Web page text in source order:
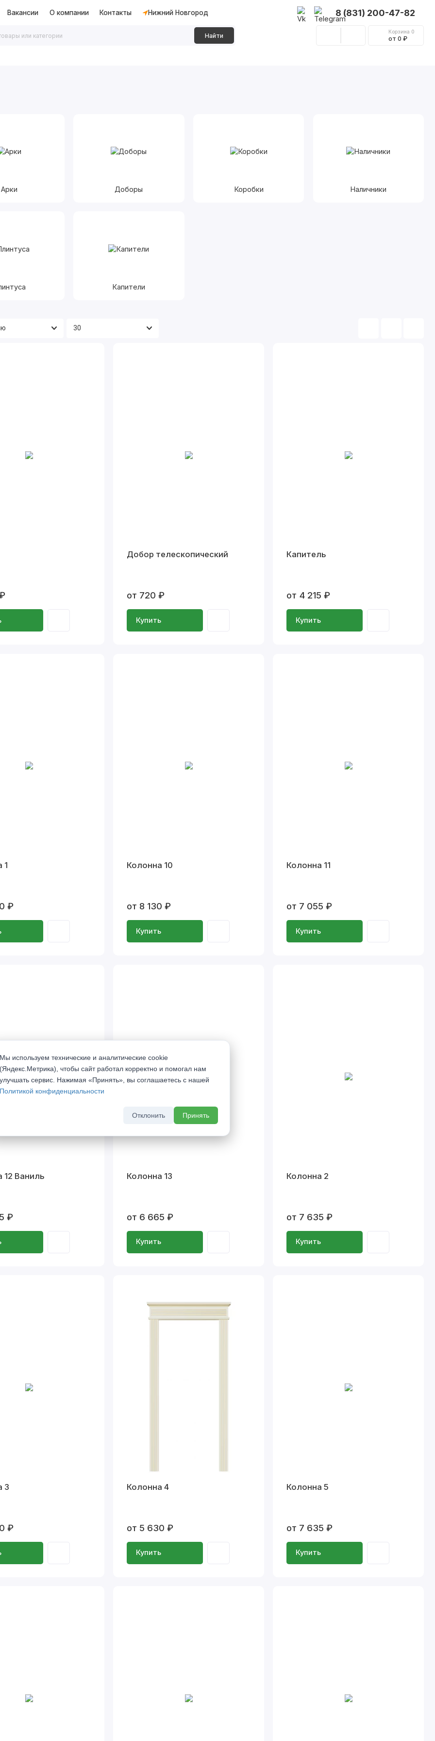
Вакансии О компании Контакты Нижний Новгород 8 (831) 200-47-82
Найти
Корзина 0
от 0 ₽
Арки Доборы Коробки Наличники
Капители
Добор телескопический
от 720 ₽
Купить
Капитель
от 4 215 ₽
Купить
1
₽
Колонна 10
от 8 130 ₽
Купить
Колонна 11
от 7 055 ₽
Купить
12 Ваниль
₽
Колонна 13
от 6 665 ₽
Купить
Колонна 2
от 7 635 ₽
Купить
3
₽
Колонна 4
от 5 630 ₽
Купить
Колонна 5
от 7 635 ₽
Купить
Мы используем технические и аналитические cookie
(Яндекс.Метрика), чтобы сайт работал корректно и помогал нам
улучшать сервис. Нажимая «Принять», вы соглашаетесь с нашей
Политикой конфиденциальности
Отклонить Принять